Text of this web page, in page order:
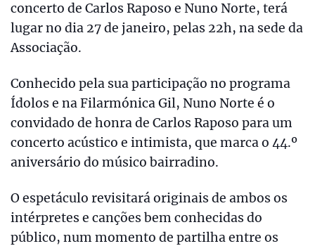
concerto de Carlos Raposo e Nuno Norte, terá
lugar no dia 27 de janeiro, pelas 22h, na sede da
Associação.
Conhecido pela sua participação no programa
Ídolos e na Filarmónica Gil, Nuno Norte é o
convidado de honra de Carlos Raposo para um
concerto acústico e intimista, que marca o 44.º
aniversário do músico bairradino.
O espetáculo revisitará originais de ambos os
intérpretes e canções bem conhecidas do
público, num momento de partilha entre os